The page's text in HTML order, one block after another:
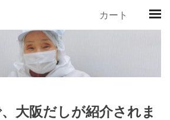
カート
大阪だしが紹介されま